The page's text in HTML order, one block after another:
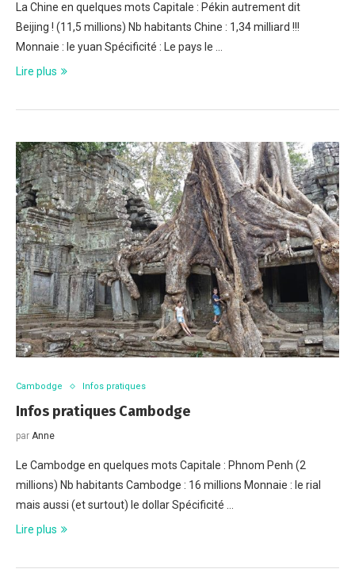
La Chine en quelques mots Capitale : Pékin autrement dit
Beijing ! (11,5 millions) Nb habitants Chine : 1,34 milliard !!!
Monnaie : le yuan Spécificité : Le pays le …
Lire plus
Cambodge Infos pratiques
Infos pratiques Cambodge
par Anne
Le Cambodge en quelques mots Capitale : Phnom Penh (2
millions) Nb habitants Cambodge : 16 millions Monnaie : le rial
mais aussi (et surtout) le dollar Spécificité …
Lire plus